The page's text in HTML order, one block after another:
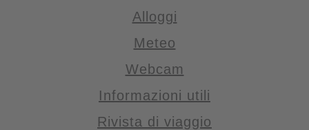
Alloggi
Meteo
Webcam
Informazioni utili
Rivista di viaggio